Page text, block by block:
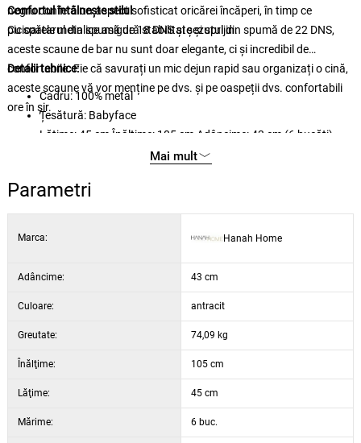
negru conferă un aspect sofisticat oricărei încăperi, în timp ce
picioarele metalice asigură stabilitate și sprijin.
Confortul întâlnește stilul
Cu spătarul din spumă de 18 DNS și șezutul din spumă de 22 DNS,
aceste scaune de bar nu sunt doar elegante, ci și incredibil de
confortabile. Fie că savurați un mic dejun rapid sau organizați o cină,
aceste scaune vă vor menține pe dvs. și pe oaspeții dvs. confortabili
ore în șir.
Detalii tehnice:
Cadru: 100% metal
Țesătură: Babyface
Lățime: 45 cm Înălțime: 105 cm Adâncime: 43 cm (6 bucăți)
Spumă 18 DNS pentru spătar / spumă 22 DNS pentru șezut
Picioare metalice
Mai mult
Parametri
Marca: Hanah Home
Adâncime: 43 cm
Culoare: antracit
Greutate: 74,09 kg
Înălţime: 105 cm
Lăţime: 45 cm
Mărime: 6 buc.